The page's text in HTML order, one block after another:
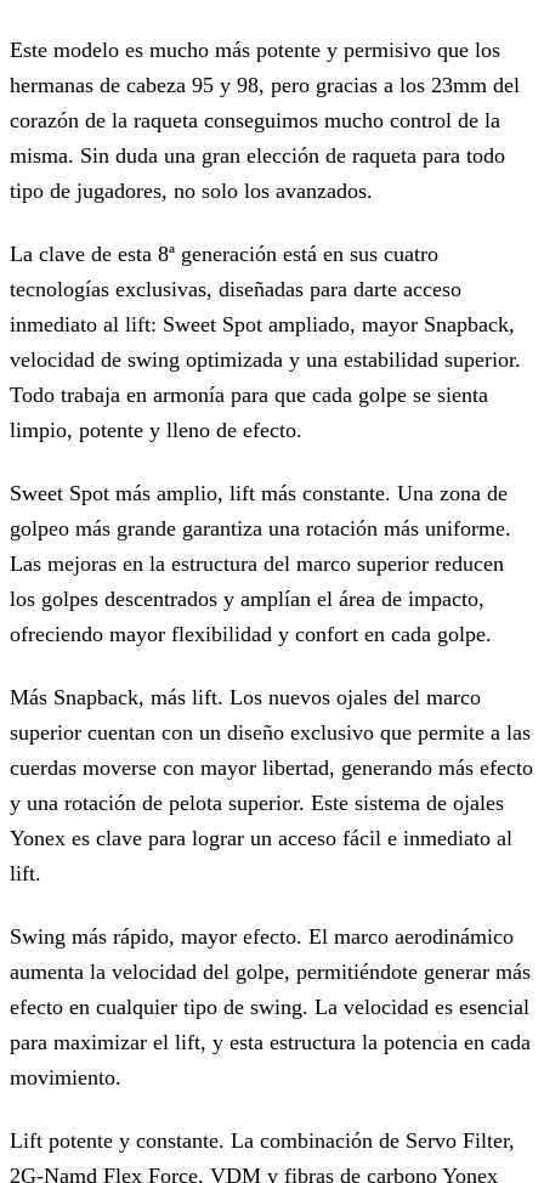
Este modelo es mucho más potente y permisivo que los
hermanas de cabeza 95 y 98, pero gracias a los 23mm del
corazón de la raqueta conseguimos mucho control de la
misma. Sin duda una gran elección de raqueta para todo
tipo de jugadores, no solo los avanzados.
La clave de esta 8ª generación está en sus cuatro
tecnologías exclusivas, diseñadas para darte acceso
inmediato al lift: Sweet Spot ampliado, mayor Snapback,
velocidad de swing optimizada y una estabilidad superior.
Todo trabaja en armonía para que cada golpe se sienta
limpio, potente y lleno de efecto.
Sweet Spot más amplio, lift más constante. Una zona de
golpeo más grande garantiza una rotación más uniforme.
Las mejoras en la estructura del marco superior reducen
los golpes descentrados y amplían el área de impacto,
ofreciendo mayor flexibilidad y confort en cada golpe.
Más Snapback, más lift. Los nuevos ojales del marco
superior cuentan con un diseño exclusivo que permite a las
cuerdas moverse con mayor libertad, generando más efecto
y una rotación de pelota superior. Este sistema de ojales
Yonex es clave para lograr un acceso fácil e inmediato al
lift.
Swing más rápido, mayor efecto. El marco aerodinámico
aumenta la velocidad del golpe, permitiéndote generar más
efecto en cualquier tipo de swing. La velocidad es esencial
para maximizar el lift, y esta estructura la potencia en cada
movimiento.
Lift potente y constante. La combinación de Servo Filter,
2G-Namd Flex Force, VDM y fibras de carbono Yonex